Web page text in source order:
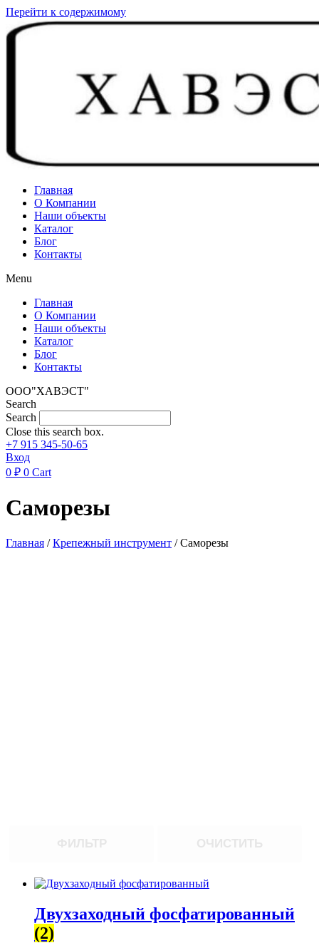
Перейти к содержимому
Главная
О Компании
Наши объекты
Каталог
Блог
Контакты
Menu
Главная
О Компании
Наши объекты
Каталог
Блог
Контакты
ООО"ХАВЭСТ"
Search
Search
Close this search box.
+7 915 345-50-65
Вход
0 ₽ 0 Cart
Саморезы
Главная /Крепежный инструмент / Саморезы
Двухзаходный фосфатированный
(2)